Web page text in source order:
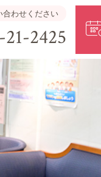
合わせください
2425